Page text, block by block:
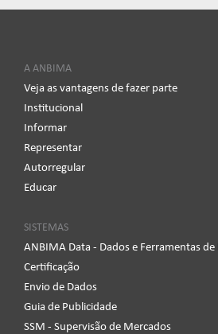
A ANBIMA
Veja as vantagens de fazer parte
Institucional
Informar
Representar
Autorregular
Educar
SISTEMAS
ANBIMA Data - Dados e Ferramentas
Certificação
Envio de Dados
Guia de Publicidade
SSM - Supervisão de Mercados